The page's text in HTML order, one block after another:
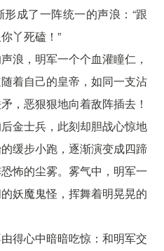
成了一阵统一的声浪：“跟
丫死磕！”
浪，明军一个个血灌瞳仁，
着自己的皇帝，如同一支沾
，恶狠狠地向着敌阵插去！
金士兵，此刻却胆战心惊地
缓步小跑，逐渐演变成四蹄
怖的尘雾。雾气中，明军一
妖魔鬼怪，挥舞着明晃晃的
得心中暗暗吃惊：和明军交